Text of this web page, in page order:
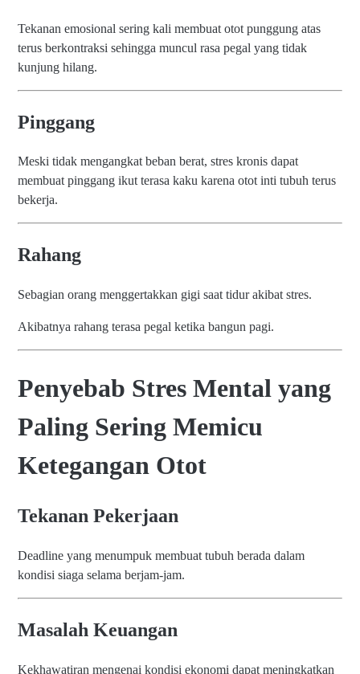
Tekanan emosional sering kali membuat otot punggung atas
terus berkontraksi sehingga muncul rasa pegal yang tidak
kunjung hilang.
Pinggang
Meski tidak mengangkat beban berat, stres kronis dapat
membuat pinggang ikut terasa kaku karena otot inti tubuh terus
bekerja.
Rahang
Sebagian orang menggertakkan gigi saat tidur akibat stres.
Akibatnya rahang terasa pegal ketika bangun pagi.
Penyebab Stres Mental yang
Paling Sering Memicu
Ketegangan Otot
Tekanan Pekerjaan
Deadline yang menumpuk membuat tubuh berada dalam
kondisi siaga selama berjam-jam.
Masalah Keuangan
Kekhawatiran mengenai kondisi ekonomi dapat meningkatkan